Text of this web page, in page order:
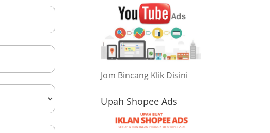
Jom Bincang Klik Disini
Upah Shopee Ads